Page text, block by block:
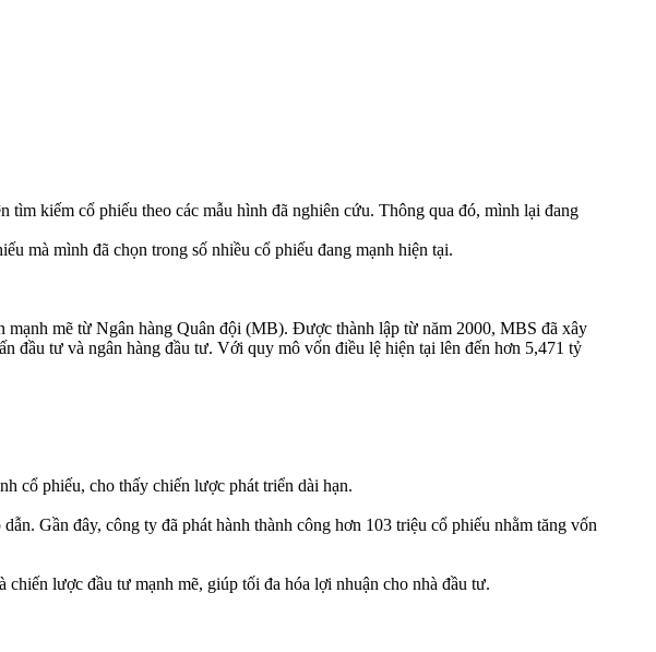
kiếm cổ phiếu theo các mẫu hình đã nghiên cứu. Thông qua đó, mình lại đang
mà mình đã chọn trong số nhiều cổ phiếu đang mạnh hiện tại.
mẽ từ Ngân hàng Quân đội (MB). Được thành lập từ năm 2000, MBS đã xây
tư và ngân hàng đầu tư. Với quy mô vốn điều lệ hiện tại lên đến hơn 5,471 tỷ
cổ phiếu, cho thấy chiến lược phát triển dài hạn.
Gần đây, công ty đã phát hành thành công hơn 103 triệu cổ phiếu nhằm tăng vốn
lược đầu tư mạnh mẽ, giúp tối đa hóa lợi nhuận cho nhà đầu tư.